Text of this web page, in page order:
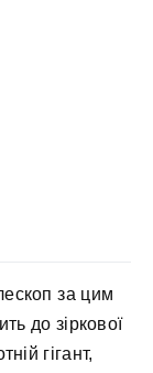
за цим
до зіркової
гігант,